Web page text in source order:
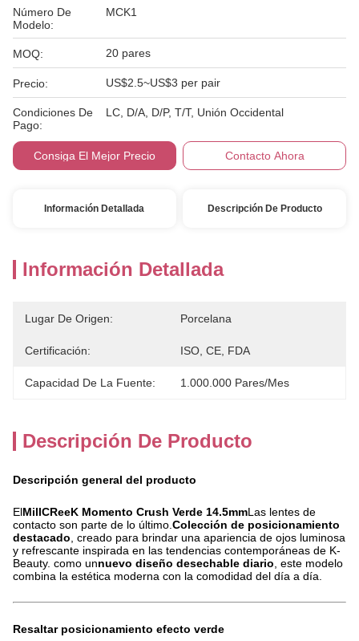
Número De
Modelo:
MCK1
MOQ: 20 pares
Precio: US$2.5~US$3 per pair
Condiciones De
Pago:
LC, D/A, D/P, T/T, Unión Occidental
Consiga El Mejor Precio Contacto Ahora
Información Detallada Descripción De Producto
Información Detallada
Lugar De Origen: Porcelana
Certificación: ISO, CE, FDA
Capacidad De La Fuente: 1.000.000 Pares/mes
Descripción De Producto
Descripción general del producto
ElMillCReeK Momento Crush Verde 14.5mmLas lentes de
contacto son parte de lo último. Colección de posicionamiento
destacado , creado para brindar una apariencia de ojos luminosa
y refrescante inspirada en las tendencias contemporáneas de K-
Beauty. como unnuevo diseño desechable diario , este modelo
combina la estética moderna con la comodidad del día a día.
Resaltar posicionamiento efecto verde